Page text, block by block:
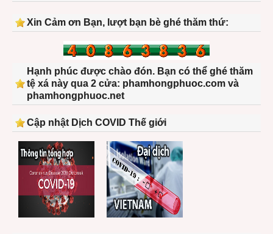
Xin Cảm ơn Bạn, lượt bạn bè ghé thăm thứ:
Hạnh phúc được chào đón. Bạn có thể ghé thăm
tệ xá này qua 2 cửa: phamhongphuoc.com và
phamhongphuoc.net
Cập nhật Dịch COVID Thế giới